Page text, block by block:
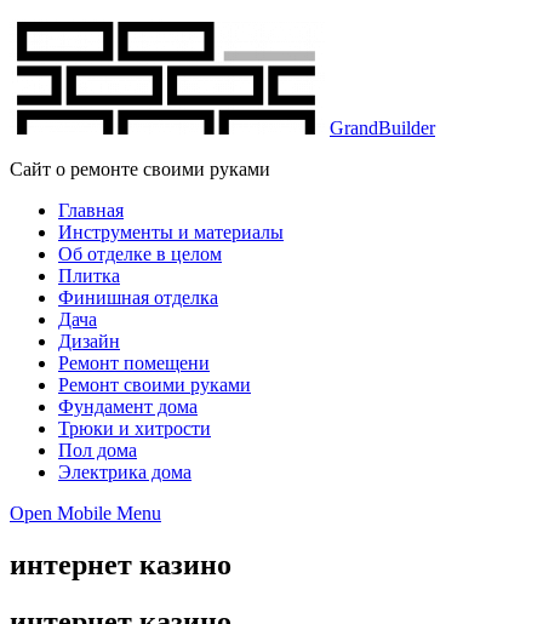
GrandBuilder
Сайт о ремонте своими руками
Главная
Инструменты и материалы
Об отделке в целом
Плитка
Финишная отделка
Дача
Дизайн
Ремонт помещени
Ремонт своими руками
Фундамент дома
Трюки и хитрости
Пол дома
Электрика дома
Open Mobile Menu
интернет казино